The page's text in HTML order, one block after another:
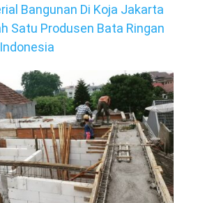
Bangunan Di Koja Jakarta
Satu Produsen Bata Ringan